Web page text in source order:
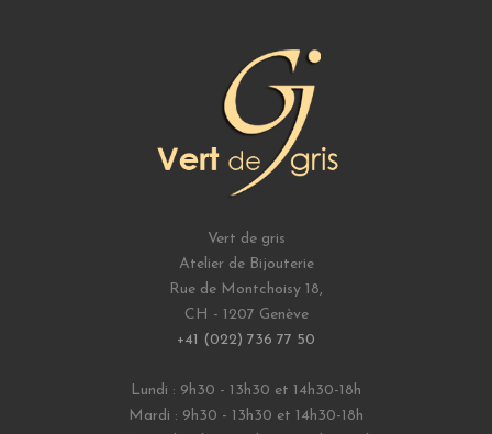
Vert de gris
Atelier de Bijouterie
Rue de Montchoisy 18,
CH - 1207 Genève
+41 (022) 736 77 50
Lundi : 9h30 - 13h30 et 14h30-18h
Mardi : 9h30 - 13h30 et 14h30-18h